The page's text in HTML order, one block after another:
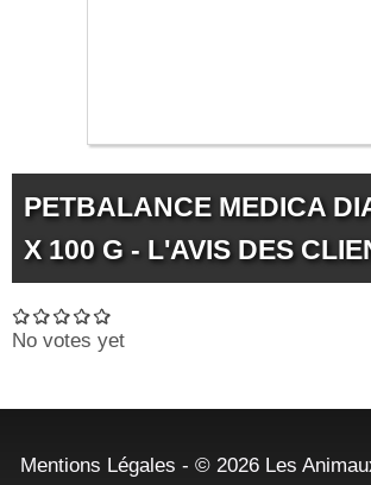
PETBALANCE MEDICA
X 100 G - L'AVIS DES
No votes yet
Mentions Légales - © 2026 Les